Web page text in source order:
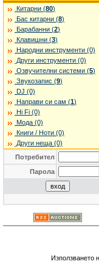
Китарни (80)
Бас китарни (8)
Барабанни (2)
Клавишни (3)
Народни инструменти (0)
Други инструменти (0)
Озвучителни системи (5)
Звукозапис (9)
DJ (0)
Направи си сам (1)
Hi Fi (0)
Мода (0)
Книги / Ноти (0)
Други неща (0)
Потребител
Парола
Използването